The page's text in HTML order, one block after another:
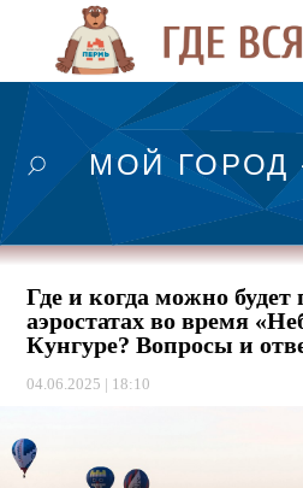
МОЙ ГОРОД
Где и когда можно будет
аэростатах во время
Кунгуре? Вопросы и
04.06.2025 | 18:10